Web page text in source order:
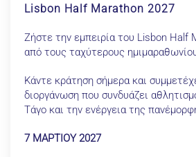
Lisbon Half Marathon 2027
Ζήστε την εμπειρία του Lisbon Half
από τους ταχύτερους
Κάντε κράτηση σήμερα και
διοργάνωση που συνδυάζει
Τάγο και την ενέργεια της
7 ΜΑΡΤΙΟΥ 2027